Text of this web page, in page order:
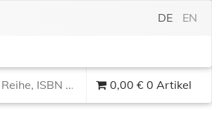
DE EN
0,00 € 0 Artikel